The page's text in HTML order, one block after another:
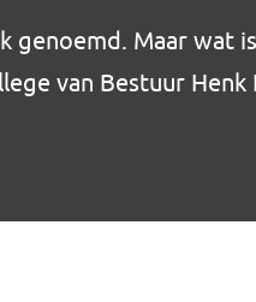
genoemd. Maar wat
van Bestuur Henk